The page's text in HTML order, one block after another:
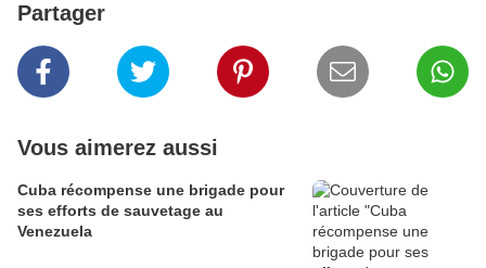
Partager
Vous aimerez aussi
Cuba récompense une brigade pour
ses efforts de sauvetage au
Venezuela